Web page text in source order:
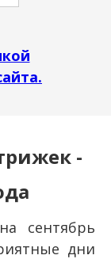
-
сентябрь
дни